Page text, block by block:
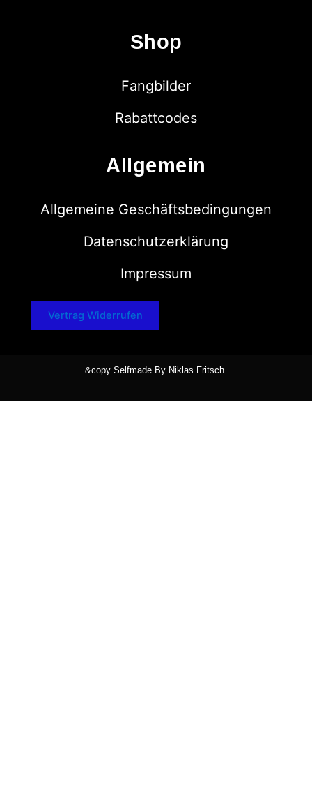
Shop
Fangbilder
Rabattcodes
Allgemein
Allgemeine Geschäftsbedingungen
Datenschutzerklärung
Impressum
Vertrag Widerrufen
&copy Selfmade By Niklas Fritsch.